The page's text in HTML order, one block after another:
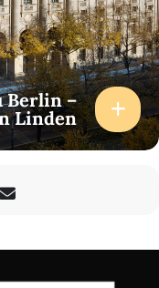
Berlin –
Linden